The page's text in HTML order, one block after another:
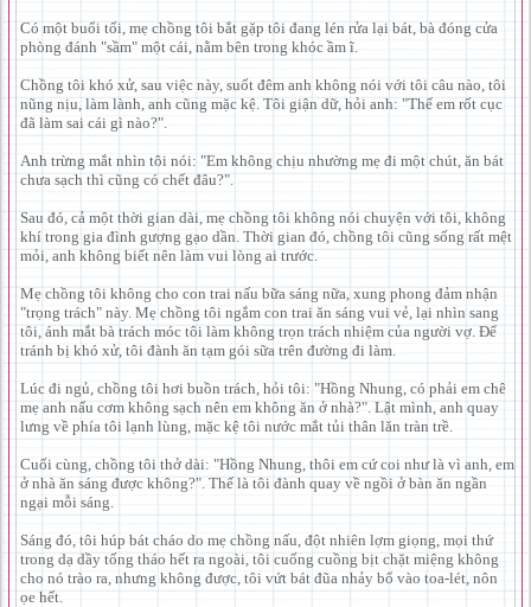
Có một buổi tối, mẹ chồng tôi bắt gặp tôi đang lén rửa lại bát, bà đóng cửa
phòng đánh "sầm" một cái, nằm bên trong khóc ầm ĩ.
Chồng tôi khó xử, sau việc này, suốt đêm anh không nói với tôi câu nào, tôi
nũng nịu, làm lành, anh cũng mặc kệ. Tôi giận dữ, hỏi anh: "Thế em rốt cục
đã làm sai cái gì nào?".
Anh trừng mắt nhìn tôi nói: "Em không chịu nhường mẹ đi một chút, ăn bát
chưa sạch thì cũng có chết đâu?".
Sau đó, cả một thời gian dài, mẹ chồng tôi không nói chuyện với tôi, không
khí trong gia đình gượng gạo dần. Thời gian đó, chồng tôi cũng sống rất mệt
mỏi, anh không biết nên làm vui lòng ai trước.
Mẹ chồng tôi không cho con trai nấu bữa sáng nữa, xung phong đảm nhận
"trọng trách" này. Mẹ chồng tôi ngắm con trai ăn sáng vui vẻ, lại nhìn sang
tôi, ánh mắt bà trách móc tôi làm không trọn trách nhiệm của người vợ. Để
tránh bị khó xử, tôi đành ăn tạm gói sữa trên đường đi làm.
Lúc đi ngủ, chồng tôi hơi buồn trách, hỏi tôi: "Hồng Nhung, có phải em chê
mẹ anh nấu cơm không sạch nên em không ăn ở nhà?". Lật mình, anh quay
lưng về phía tôi lạnh lùng, mặc kệ tôi nước mắt tủi thân lăn tràn trề.
Cuối cùng, chồng tôi thở dài: "Hồng Nhung, thôi em cứ coi như là vì anh, em
ở nhà ăn sáng được không?". Thế là tôi đành quay về ngồi ở bàn ăn ngần
ngại mỗi sáng.
Sáng đó, tôi húp bát cháo do mẹ chồng nấu, đột nhiên lợm giọng, mọi thứ
trong dạ dầy tống tháo hết ra ngoài, tôi cuống cuồng bịt chặt miệng không
cho nó trào ra, nhưng không được, tôi vứt bát đũa nhảy bổ vào toa-lét, nôn
ọe hết.